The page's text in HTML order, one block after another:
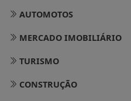
AUTOMOTOS
MERCADO IMOBILIÁRIO
TURISMO
CONSTRUÇÃO